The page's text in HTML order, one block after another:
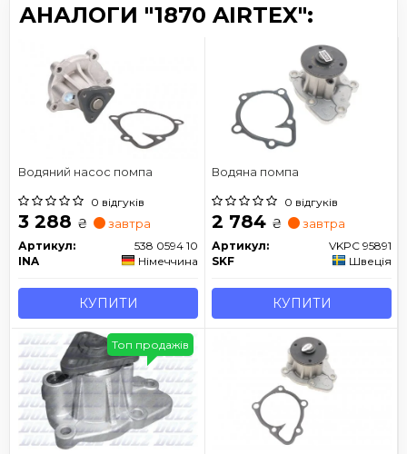
АНАЛОГИ "1870 AIRTEX":
Водяний насос помпа
0 відгуків
3 288 ₴ завтра
Артикул:
538 0594 10
INA
Німеччина
КУПИТИ
Водяна помпа
0 відгуків
2 784 ₴ завтра
Артикул:
VKPC 95891
SKF
Швеція
КУПИТИ
Топ продажів